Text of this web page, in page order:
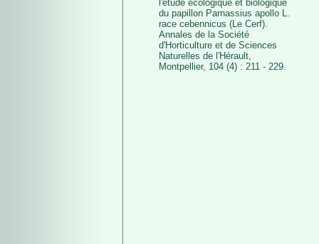
l'étude écologique et biologique
du papillon Parnassius apollo L.
race cebennicus (Le Cerf).
Annales de la Société
d'Horticulture et de Sciences
Naturelles de l'Hérault,
Montpellier, 104 (4) : 211 - 229.